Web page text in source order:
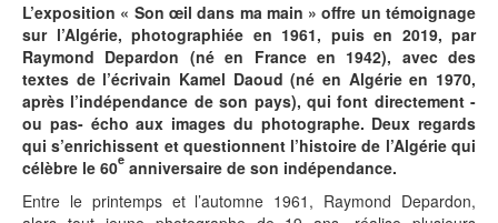
L’exposition « Son œil dans ma main » offre un témoignage
sur l’Algérie, photographiée en 1961, puis en 2019, par
Raymond Depardon (né en France en 1942), avec des
textes de l’écrivain Kamel Daoud (né en Algérie en 1970,
après l’indépendance de son pays), qui font directement -
ou pas- écho aux images du photographe. Deux regards
qui s’enrichissent et questionnent l’histoire de l’Algérie qui
célèbre le 60e anniversaire de son indépendance.
Entre le printemps et l’automne 1961, Raymond Depardon,